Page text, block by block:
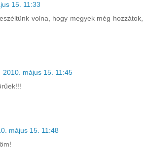
15. 11:33
volna, hogy megyek még hozzátok,
2010. május 15. 11:45
május 15. 11:48